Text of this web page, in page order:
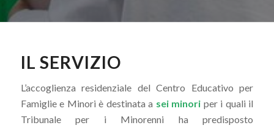
IL SERVIZIO
L’accoglienza residenziale del Centro Educativo per
Famiglie e Minori è destinata a sei minori per i quali il
Tribunale per i Minorenni ha predisposto